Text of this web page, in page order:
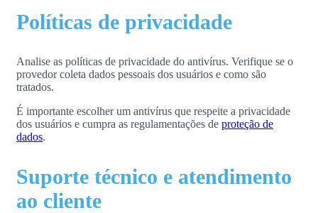
Políticas de privacidade
Analise as políticas de privacidade do antivírus. Verifique se o
provedor coleta dados pessoais dos usuários e como são
tratados.
É importante escolher um antivírus que respeite a privacidade
dos usuários e cumpra as regulamentações de proteção de
dados.
Suporte técnico e atendimento
ao cliente